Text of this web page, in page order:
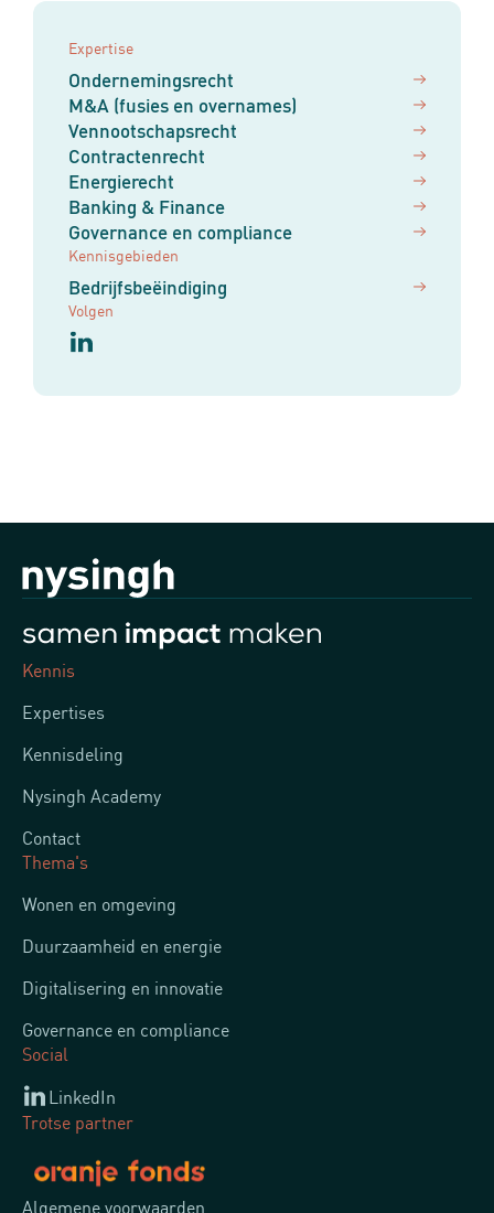
Expertise
Ondernemingsrecht
M&A (fusies en overnames)
Vennootschapsrecht
Contractenrecht
Energierecht
Banking & Finance
Governance en compliance
Kennisgebieden
Bedrijfsbeëindiging
Volgen
Kennis
Expertises
Kennisdeling
Nysingh Academy
Contact
Thema's
Wonen en omgeving
Duurzaamheid en energie
Digitalisering en innovatie
Governance en compliance
Social
LinkedIn
Trotse partner
Algemene voorwaarden